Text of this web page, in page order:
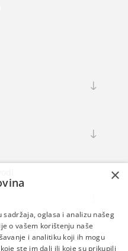
×
oglasa i analizu našeg
o vašem korištenju naše
i analitiku koji ih mogu
ste im dali ili koje su prikupili